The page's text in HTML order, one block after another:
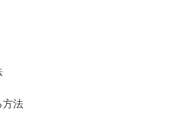
方法